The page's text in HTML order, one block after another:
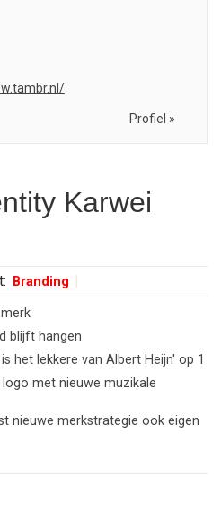
Profiel »
Karwei
Branding
blijft hangen
het lekkere van Albert Heijn' op 1
met nieuwe muzikale
nieuwe merkstrategie ook eigen